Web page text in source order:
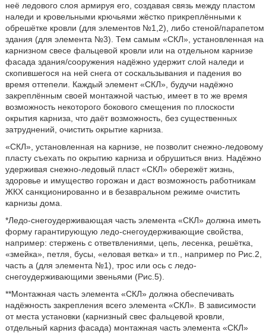
неё ледового слоя армируя его, создавая связь между пластом
наледи и кровельными крючьями жёстко прикреплёнными к
обрешётке кровли (для элементов №1,2), либо стеной/парапетом
здания (для элемента №3). Тем самым «СКЛ», установленная на
карнизном свесе фальцевой кровли или на отдельном карнизе
фасада здания/сооружения надёжно удержит слой наледи и
скопившегося на ней снега от соскальзывания и падения во
время оттепели. Каждый элемент «СКЛ», будучи надёжно
закреплённым своей монтажной частью, имеет в то же время
возможность некоторого бокового смещения по плоскости
окрытия карниза, что даёт возможность, без существенных
затруднений, очистить окрытие карниза.
«СКЛ», установленная на карнизе, не позволит снежно-ледовому
пласту съехать по окрытию карниза и обрушиться вниз. Надёжно
удерживая снежно-ледовый пласт «СКЛ» обережёт жизнь,
здоровье и имущество горожан и даст возможность работникам
ЖКХ санкционированно и в безавральном режиме очистить
карнизы дома.
*Ледо-снегоудерживающая часть элемента «СКЛ» должна иметь
форму гарантирующую ледо-снегоудерживающие свойства,
например: стержень с ответвлениями, цепь, лесенка, решётка,
«змейка», петля, бусы, «еловая ветка» и т.п., например по Рис.2,
часть а (для элемента №1), трос или ось с ледо-
снегоудерживающими звеньями (Рис.5).
**Монтажная часть элемента «СКЛ» должна обеспечивать
надёжность закрепления всего элемента «СКЛ». В зависимости
от места установки (карнизный свес фальцевой кровли,
отдельный карниз фасада) монтажная часть элемента «СКЛ»